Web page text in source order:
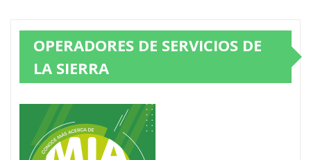
OPERADORES DE SERVICIOS DE
LA SIERRA